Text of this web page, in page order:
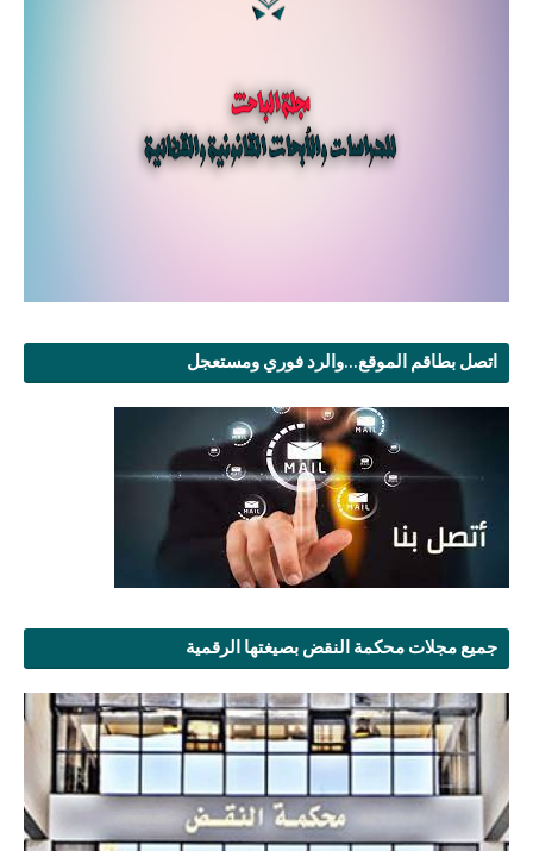
اتصل بطاقم الموقع...والرد فوري ومستعجل
جميع مجلات محكمة النقض بصيغتها الرقمية